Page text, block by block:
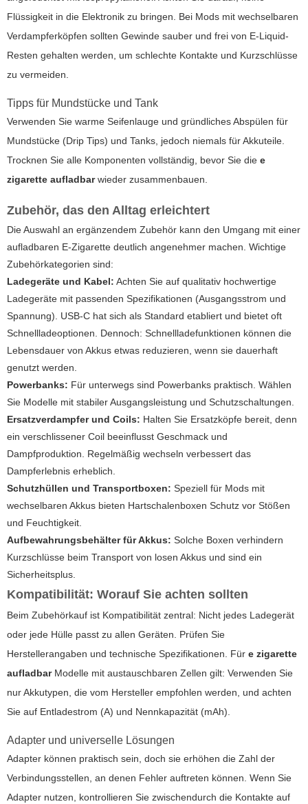
Flüssigkeit in die Elektronik zu bringen. Bei Mods mit wechselbaren
Verdampferköpfen sollten Gewinde sauber und frei von E-Liquid-
Resten gehalten werden, um schlechte Kontakte und Kurzschlüsse
zu vermeiden.
Tipps für Mundstücke und Tank
Verwenden Sie warme Seifenlauge und gründliches Abspülen für
Mundstücke (Drip Tips) und Tanks, jedoch niemals für Akkuteile.
Trocknen Sie alle Komponenten vollständig, bevor Sie die e
zigarette aufladbarwieder zusammenbauen.
Zubehör, das den Alltag erleichtert
Die Auswahl an ergänzendem Zubehör kann den Umgang mit einer
aufladbaren E-Zigarette deutlich angenehmer machen. Wichtige
Zubehörkategorien sind:
Ladegeräte und Kabel: Achten Sie auf qualitativ hochwertige
Ladegeräte mit passenden Spezifikationen (Ausgangsstrom und
Spannung). USB-C hat sich als Standard etabliert und bietet oft
Schnellladeoptionen. Dennoch: Schnellladefunktionen können die
Lebensdauer von Akkus etwas reduzieren, wenn sie dauerhaft
genutzt werden.
Powerbanks: Für unterwegs sind Powerbanks praktisch. Wählen
Sie Modelle mit stabiler Ausgangsleistung und Schutzschaltungen.
Ersatzverdampfer und Coils: Halten Sie Ersatzköpfe bereit, denn
ein verschlissener Coil beeinflusst Geschmack und
Dampfproduktion. Regelmäßig wechseln verbessert das
Dampferlebnis erheblich.
Schutzhüllen und Transportboxen: Speziell für Mods mit
wechselbaren Akkus bieten Hartschalenboxen Schutz vor Stößen
und Feuchtigkeit.
Aufbewahrungsbehälter für Akkus: Solche Boxen verhindern
Kurzschlüsse beim Transport von losen Akkus und sind ein
Sicherheitsplus.
Kompatibilität: Worauf Sie achten sollten
Beim Zubehörkauf ist Kompatibilität zentral: Nicht jedes Ladegerät
oder jede Hülle passt zu allen Geräten. Prüfen Sie
Herstellerangaben und technische Spezifikationen. Für e zigarette
aufladbarModelle mit austauschbaren Zellen gilt: Verwenden Sie
nur Akkutypen, die vom Hersteller empfohlen werden, und achten
Sie auf Entladestrom (A) und Nennkapazität (mAh).
Adapter und universelle Lösungen
Adapter können praktisch sein, doch sie erhöhen die Zahl der
Verbindungsstellen, an denen Fehler auftreten können. Wenn Sie
Adapter nutzen, kontrollieren Sie zwischendurch die Kontakte auf